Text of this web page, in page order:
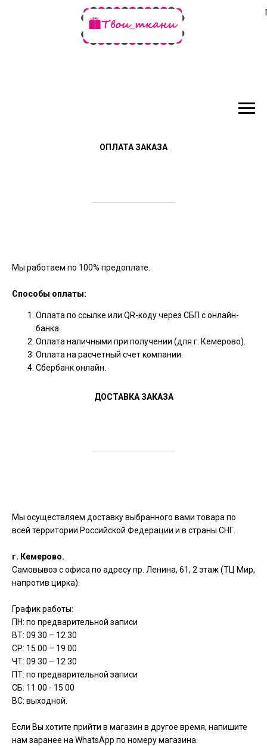
ОПЛАТА ЗАКАЗА
Мы работаем по 100% предоплате.
Способы оплаты:
Оплата по ссылке или QR-коду через СБП с онлайн-
банка.
Оплата наличными при получении (для г. Кемерово).
Оплата на расчетный счет компании.
Сбербанк онлайн.
ДОСТАВКА ЗАКАЗА
Мы осуществляем доставку выбранного вами товара по
всей территории Российской Федерации и в страны СНГ.
г. Кемерово.
Самовывоз с офиса по адресу пр. Ленина, 61, 2 этаж (ТЦ Мир,
напротив цирка).
График работы:
ПН: по предварительной записи
ВТ: 09 30 – 12 30
СР: 15 00 – 19 00
ЧТ: 09 30 – 12 30
ПТ: по предварительной записи
СБ: 11 00 - 15 00
ВС: выходной.
Если Вы хотите прийти в магазин в другое время, напишите
нам заранее на WhatsApp по номеру магазина.